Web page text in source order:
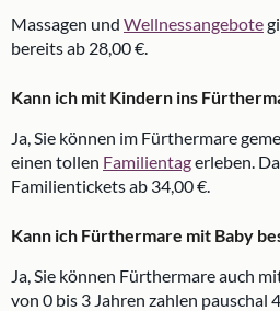
Massagen und Wellnessangebote
bereits ab 28,00 €.
Kann ich mit Kindern ins
Ja, Sie können im Fürthermare
einen tollen Familientagerleben.
Familientickets ab 34,00 €.
Kann ich Fürthermare mit Baby
Ja, Sie können Fürthermare auch
von 0 bis 3 Jahren zahlen pauschal